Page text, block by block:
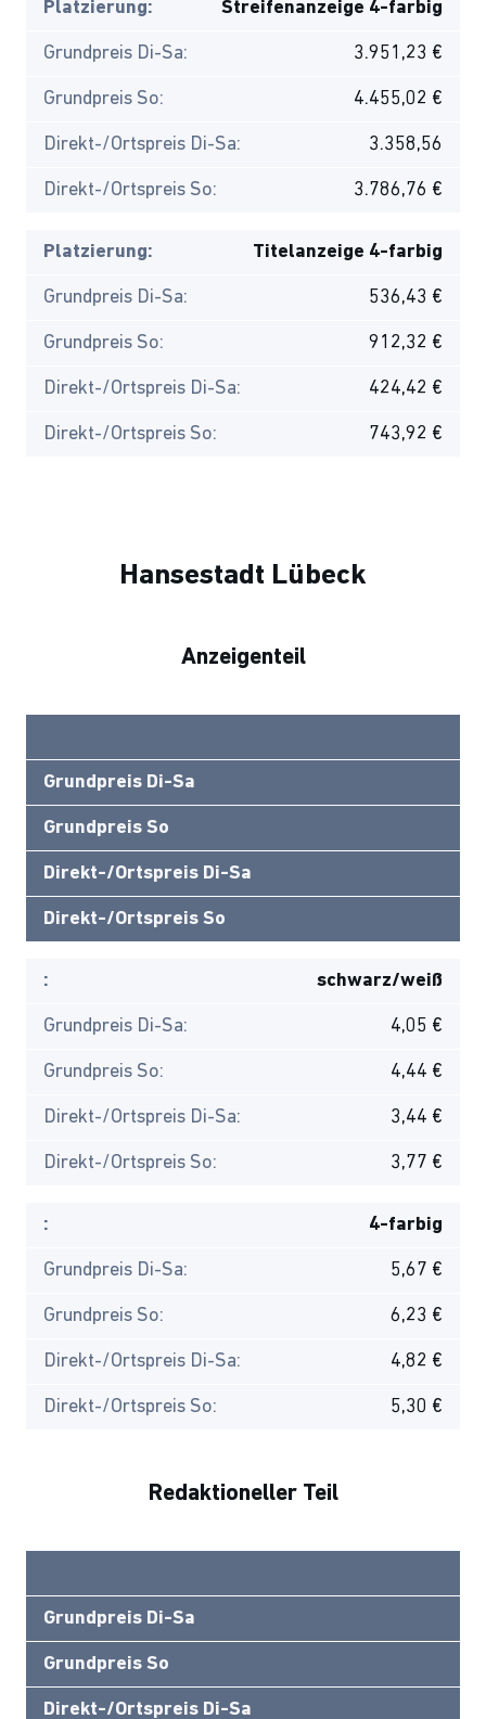
Platzierung: Streifenanzeige 4-farbig
Grundpreis Di-Sa: 3.951,23 €
Grundpreis So: 4.455,02 €
Direkt-/Ortspreis Di-Sa: 3.358,56
Direkt-/Ortspreis So: 3.786,76 €
Platzierung: Titelanzeige 4-farbig
Grundpreis Di-Sa: 536,43 €
Grundpreis So: 912,32 €
Direkt-/Ortspreis Di-Sa: 424,42 €
Direkt-/Ortspreis So: 743,92 €
Hansestadt Lübeck
Anzeigenteil
Grundpreis Di-Sa
Grundpreis So
Direkt-/Ortspreis Di-Sa
Direkt-/Ortspreis So
: schwarz/weiß
Grundpreis Di-Sa: 4,05 €
Grundpreis So: 4,44 €
Direkt-/Ortspreis Di-Sa: 3,44 €
Direkt-/Ortspreis So: 3,77 €
: 4-farbig
Grundpreis Di-Sa: 5,67 €
Grundpreis So: 6,23 €
Direkt-/Ortspreis Di-Sa: 4,82 €
Direkt-/Ortspreis So: 5,30 €
Redaktioneller Teil
Grundpreis Di-Sa
Grundpreis So
Direkt-/Ortspreis Di-Sa